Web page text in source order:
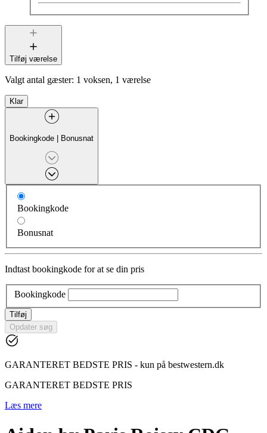
Tilføj værelse
Valgt antal gæster: 1 voksen, 1 værelse
Klar
Bookingkode | Bonusnat
Bookingkode
Bonusnat
Indtast bookingkode for at se din pris
Bookingkode
Tilføj
Opdater søg
GARANTERET BEDSTE PRIS - kun på bestwestern.dk
GARANTERET BEDSTE PRIS
Læs mere